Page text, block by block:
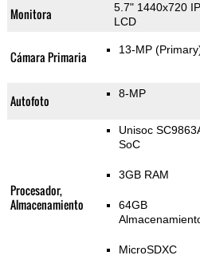
Monitora
5.7" 1440x720
LCD
Cámara Primaria 13-MP
Autofoto 8-MP
Procesador,
Almacenamiento
Unisoc
SoC
3GB RAM
64GB
MicroSDXC